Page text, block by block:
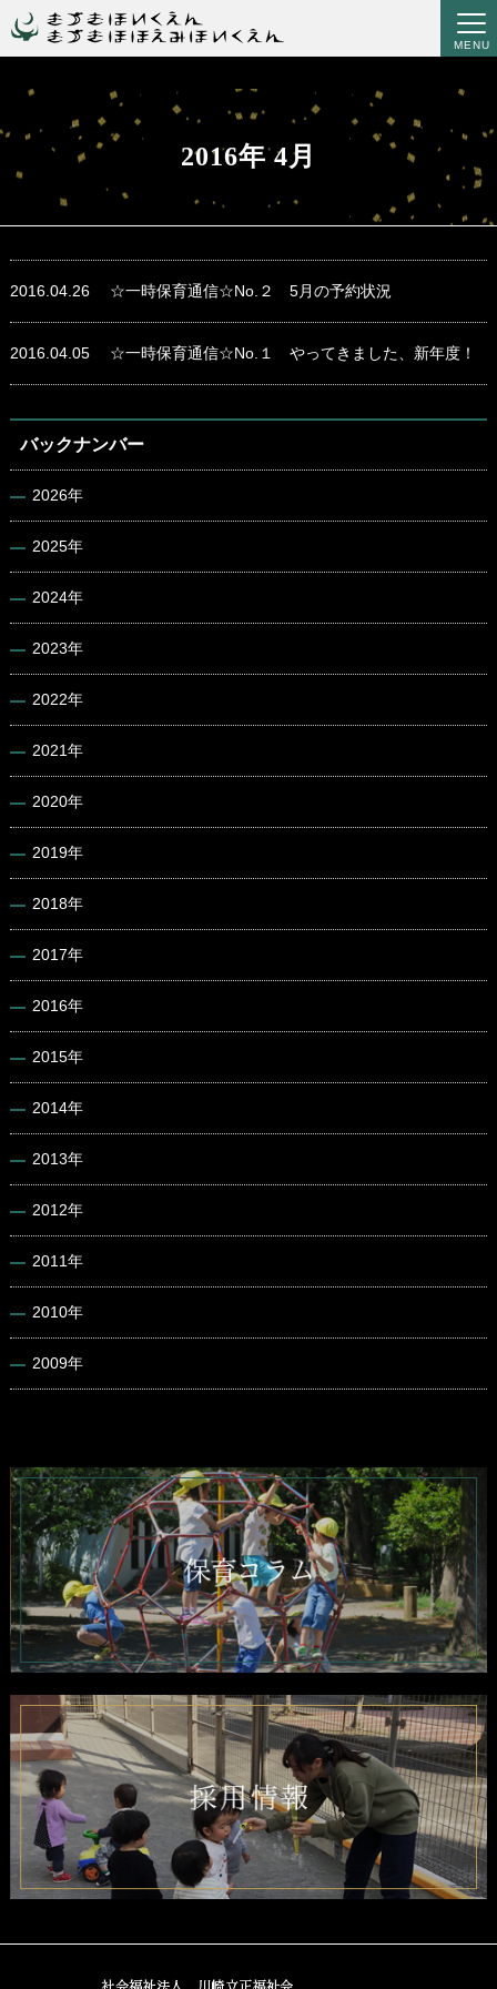
MENU
2016年 4月
2016.04.26 ☆一時保育通信☆No.２ 5月の予約状況
2016.04.05 ☆一時保育通信☆No.１ やってきました、新年度！
バックナンバー
2026年
2025年
2024年
2023年
2022年
2021年
2020年
2019年
2018年
2017年
2016年
2015年
2014年
2013年
2012年
2011年
2010年
2009年